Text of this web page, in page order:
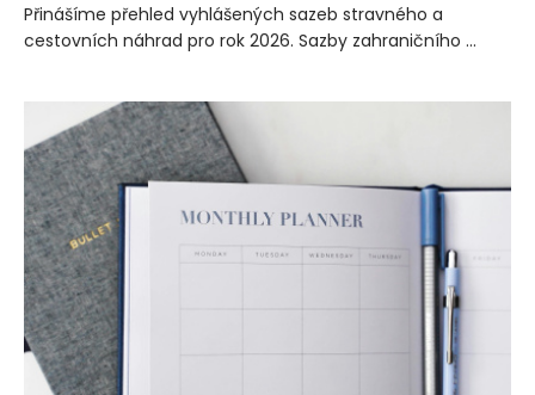
Přinášíme přehled vyhlášených sazeb stravného a
cestovních náhrad pro rok 2026. Sazby zahraničního ...